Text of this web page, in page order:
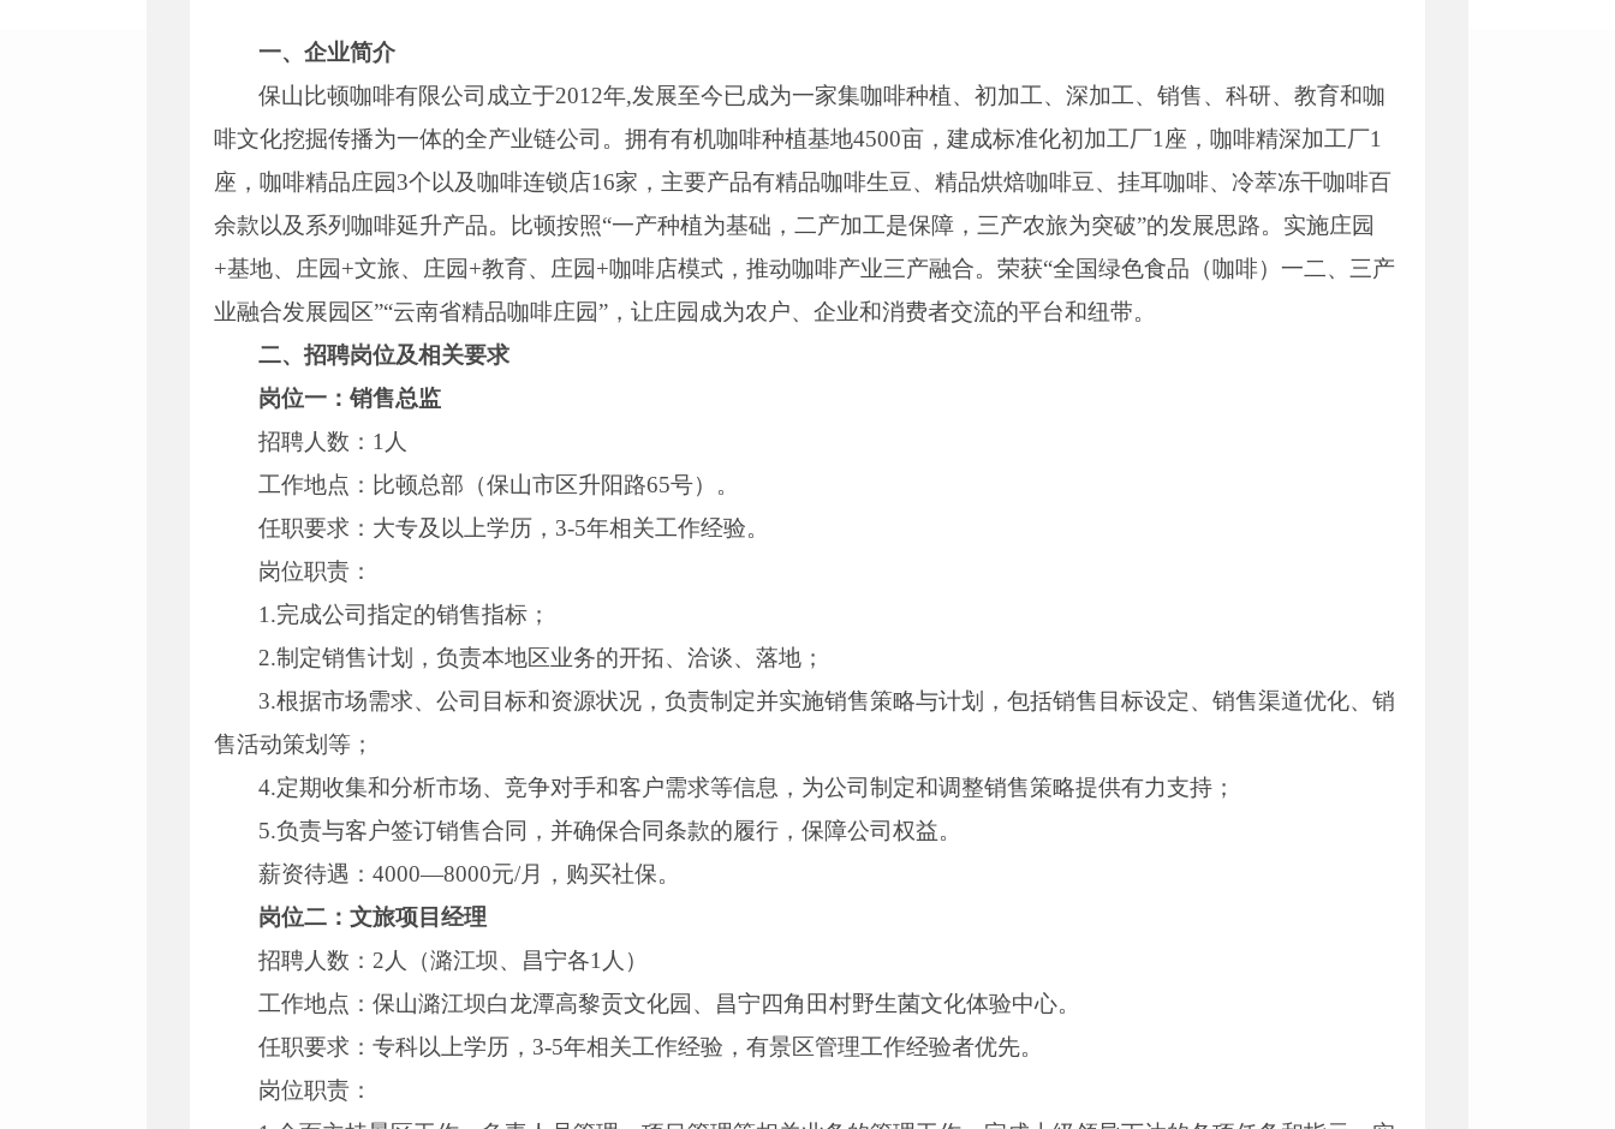
一、企业简介
保山比顿咖啡有限公司成立于2012年,发展至今已成为一家集咖啡种植、初加工、深加工、销售、科研、教育和咖
啡文化挖掘传播为一体的全产业链公司。拥有有机咖啡种植基地4500亩，建成标准化初加工厂1座，咖啡精深加工厂1
座，咖啡精品庄园3个以及咖啡连锁店16家，主要产品有精品咖啡生豆、精品烘焙咖啡豆、挂耳咖啡、冷萃冻干咖啡百
余款以及系列咖啡延升产品。比顿按照“一产种植为基础，二产加工是保障，三产农旅为突破”的发展思路。实施庄园
+基地、庄园+文旅、庄园+教育、庄园+咖啡店模式，推动咖啡产业三产融合。荣获“全国绿色食品（咖啡）一二、三产
业融合发展园区”“云南省精品咖啡庄园”，让庄园成为农户、企业和消费者交流的平台和纽带。
二、招聘岗位及相关要求
岗位一：销售总监
招聘人数：1人
工作地点：比顿总部（保山市区升阳路65号）。
任职要求：大专及以上学历，3-5年相关工作经验。
岗位职责：
1.完成公司指定的销售指标；
2.制定销售计划，负责本地区业务的开拓、洽谈、落地；
3.根据市场需求、公司目标和资源状况，负责制定并实施销售策略与计划，包括销售目标设定、销售渠道优化、销
售活动策划等；
4.定期收集和分析市场、竞争对手和客户需求等信息，为公司制定和调整销售策略提供有力支持；
5.负责与客户签订销售合同，并确保合同条款的履行，保障公司权益。
薪资待遇：4000—8000元/月，购买社保。
岗位二：文旅项目经理
招聘人数：2人（潞江坝、昌宁各1人）
工作地点：保山潞江坝白龙潭高黎贡文化园、昌宁四角田村野生菌文化体验中心。
任职要求：专科以上学历，3-5年相关工作经验，有景区管理工作经验者优先。
岗位职责：